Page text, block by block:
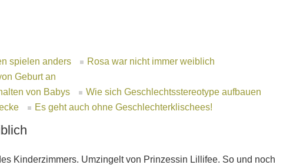
spielen anders
Rosa war nicht immer weiblich
Geburt an
von Babys
Wie sich Geschlechtsstereotype aufbauen
Es geht auch ohne Geschlechterklischees!
Kinderzimmers. Umzingelt von Prinzessin Lillifee. So und noch